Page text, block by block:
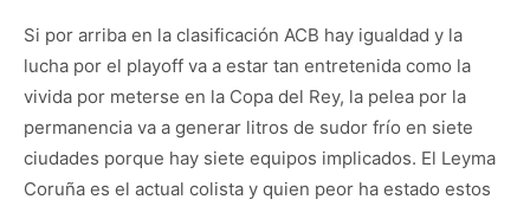
Si por arriba en la clasificación ACB hay igualdad y la
lucha por el playoff va a estar tan entretenida como la
vivida por meterse en la Copa del Rey, la pelea por la
permanencia va a generar litros de sudor frío en siete
ciudades porque hay siete equipos implicados. El Leyma
Coruña es el actual colista y quien peor ha estado estos